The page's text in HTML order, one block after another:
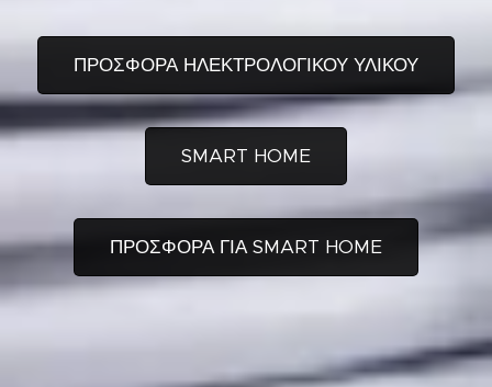
ΠΡΟΣΦΟΡΑ ΗΛΕΚΤΡΟΛΟΓΙΚΟΥ ΥΛΙΚΟΥ
SMART HOME
ΠΡΟΣΦΟΡΑ ΓΙΑ SMART HOME